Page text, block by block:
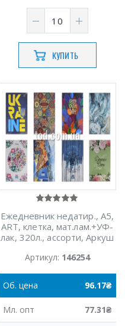
КУПИТЬ
Ежедневник недатир., А5,
ART, клетка, мат.лам.+УФ-
лак, 320л., ассорти, Аркуш
Артикул: 146254
Об. цена 96.17₴
Мл. опт 77.31₴